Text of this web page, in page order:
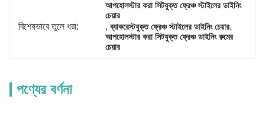
বিশেষভাবে তুলে ধরা:
আপহোলস্টার করা সিটযুক্ত ফ্রেঞ্চ স্টাইলের ডাইনিং
চেয়ার
, ব্যাকরেস্টযুক্ত ফ্রেঞ্চ স্টাইলের ডাইনিং চেয়ার,
আপহোলস্টার করা সিটযুক্ত ফ্রেঞ্চ ডাইনিং রুমের
চেয়ার
পণ্যের বর্ণনা